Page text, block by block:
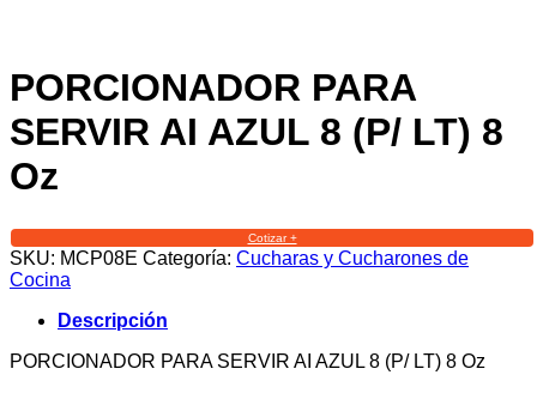
PORCIONADOR PARA
SERVIR AI AZUL 8 (P/ LT) 8
Oz
Cotizar +
SKU: MCP08E Categoría: Cucharas y Cucharones de
Cocina
Descripción
PORCIONADOR PARA SERVIR AI AZUL 8 (P/ LT) 8 Oz